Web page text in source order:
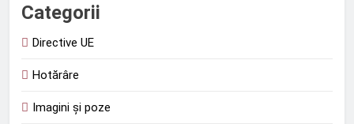
Categorii
Directive UE
Hotărâre
Imagini și poze